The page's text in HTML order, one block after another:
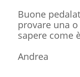
Buone
provare una
sapere come
Andrea